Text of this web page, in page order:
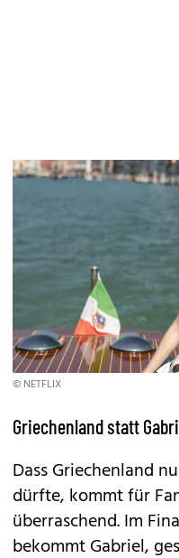
© NETFLIX
Griechenland statt
Dass Griechenland
dürfte, kommt für
überraschend. Im
bekommt Gabriel,